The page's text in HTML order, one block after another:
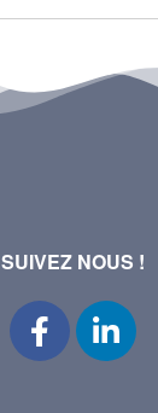
SUIVEZ NOUS !